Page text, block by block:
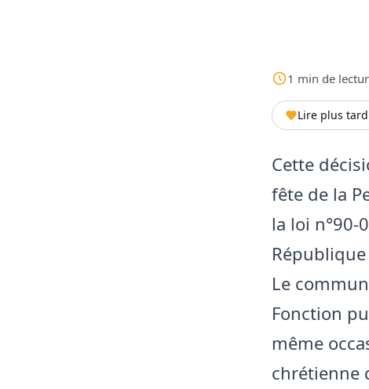
1 min de
Lire plus tard
Cette
fête de la
la loi
Le
Fonction
même
chrétienne